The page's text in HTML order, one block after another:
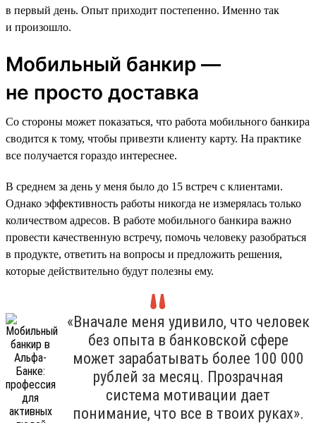
в первый день. Опыт приходит постепенно. Именно так
и произошло.
Мобильный банкир —
не просто доставка
Со стороны может показаться, что работа мобильного банкира
сводится к тому, чтобы привезти клиенту карту. На практике
все получается гораздо интереснее.
В среднем за день у меня было до 15 встреч с клиентами.
Однако эффективность работы никогда не измерялась только
количеством адресов. В работе мобильного банкира важно
провести качественную встречу, помочь человеку разобраться
в продукте, ответить на вопросы и предложить решения,
которые действительно будут полезны ему.
«Вначале меня удивило, что человек
без опыта в банковской сфере
может зарабатывать более 100 000
рублей за месяц. Прозрачная
система мотивации дает
понимание, что все в твоих руках».